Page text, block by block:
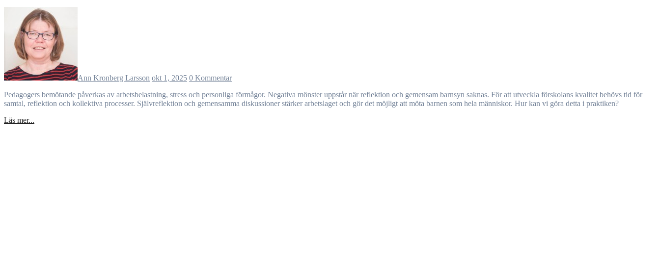
Ann Kronberg Larsson okt 1, 2025 0 Kommentar
Pedagogers bemötande påverkas av arbetsbelastning, stress och personliga förmågor. Negativa mönster uppstår när reflektion och gemensam barnsyn saknas. För att utveckla förskolans kvalitet behövs tid för
samtal, reflektion och kollektiva processer. Självreflektion och gemensamma diskussioner stärker arbetslaget och gör det möjligt att möta barnen som hela människor. Hur kan vi göra detta i praktiken?
Läs mer...